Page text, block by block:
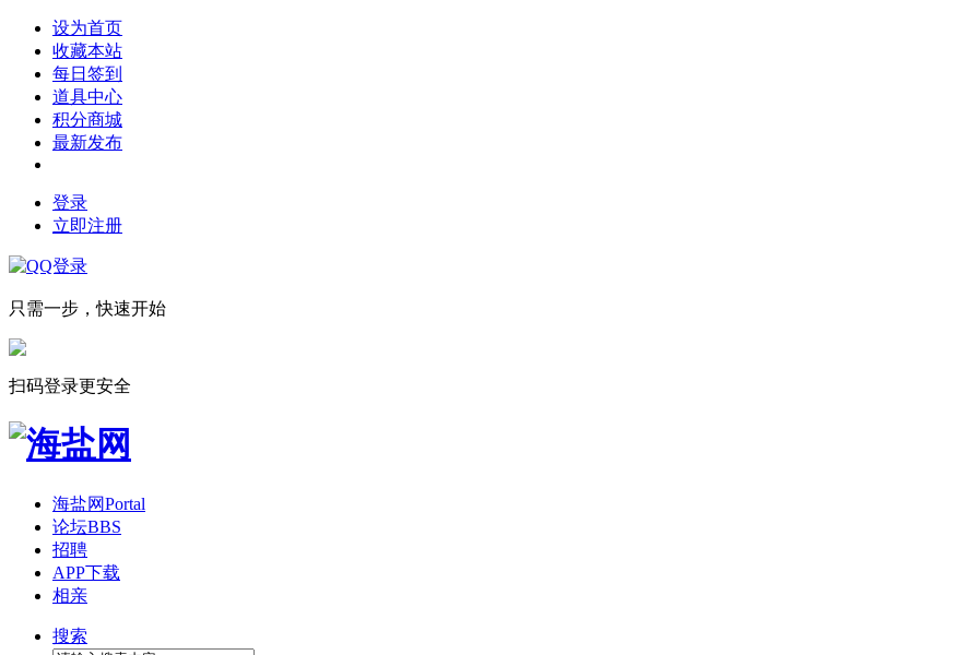
设为首页
收藏本站
每日签到
道具中心
积分商城
最新发布
登录
立即注册
只需一步，快速开始
扫码登录更安全
海盐网Portal
论坛BBS
招聘
APP下载
相亲
搜索